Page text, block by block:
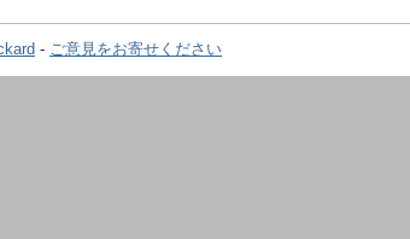
- ご意見をお寄せください